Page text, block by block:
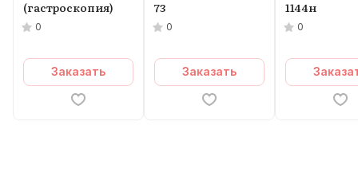
(гастроскопия)
0
Заказать
73
0
Заказать
1144н
0